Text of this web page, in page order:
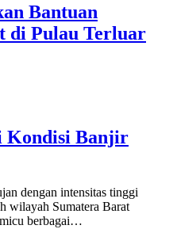
Bantuan
di Pulau Terluar
Kondisi Banjir
dengan intensitas tinggi
wilayah Sumatera Barat
berbagai…